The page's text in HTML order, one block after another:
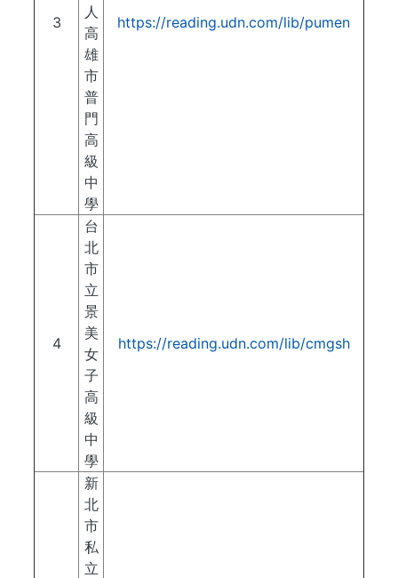
3
人
高
雄
市
普
門
高
級
中
學
https://reading.udn.com/lib/pumen
4
台
北
市
立
景
美
女
子
高
級
中
學
https://reading.udn.com/lib/cmgsh
新
北
市
私
立